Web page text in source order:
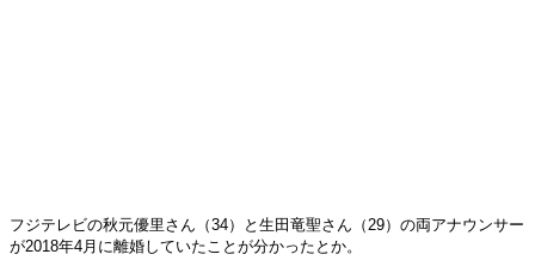
フジテレビの秋元優里さん（34）と生田竜聖さん（29）の両アナウンサー
が2018年4月に離婚していたことが分かったとか。